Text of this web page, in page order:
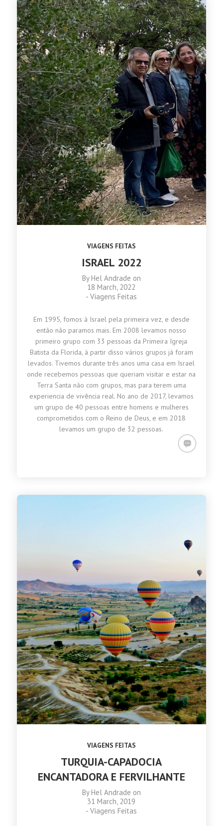
VIAGENS FEITAS
ISRAEL 2022
ByHel Andrade on
18 March, 2022
-Viagens Feitas
Em 1995, fomos à Israel pela primeira vez, e desde
então não paramos mais. Em 2008 levamos nosso
primeiro grupo com 33 pessoas da Primeira Igreja
Batista da Florida, à partir disso vários grupos já foram
levados. Tivemos durante três anos uma casa em Israel
onde recebemos pessoas que queriam visitar e estar na
Terra Santa não com grupos, mas para terem uma
experiencia de vivência real. No ano de 2017, levamos
um grupo de 40 pessoas entre homens e mulheres
comprometidos com o Reino de Deus, e em 2018
levamos um grupo de 32 pessoas.
VIAGENS FEITAS
TURQUIA-CAPADOCIA
ENCANTADORA E FERVILHANTE
ByHel Andrade on
31 March, 2019
-Viagens Feitas